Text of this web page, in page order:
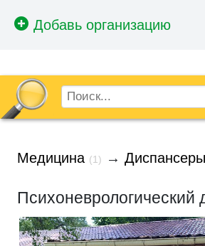
Медицина (1) → Диспансеры
Психоневрологический